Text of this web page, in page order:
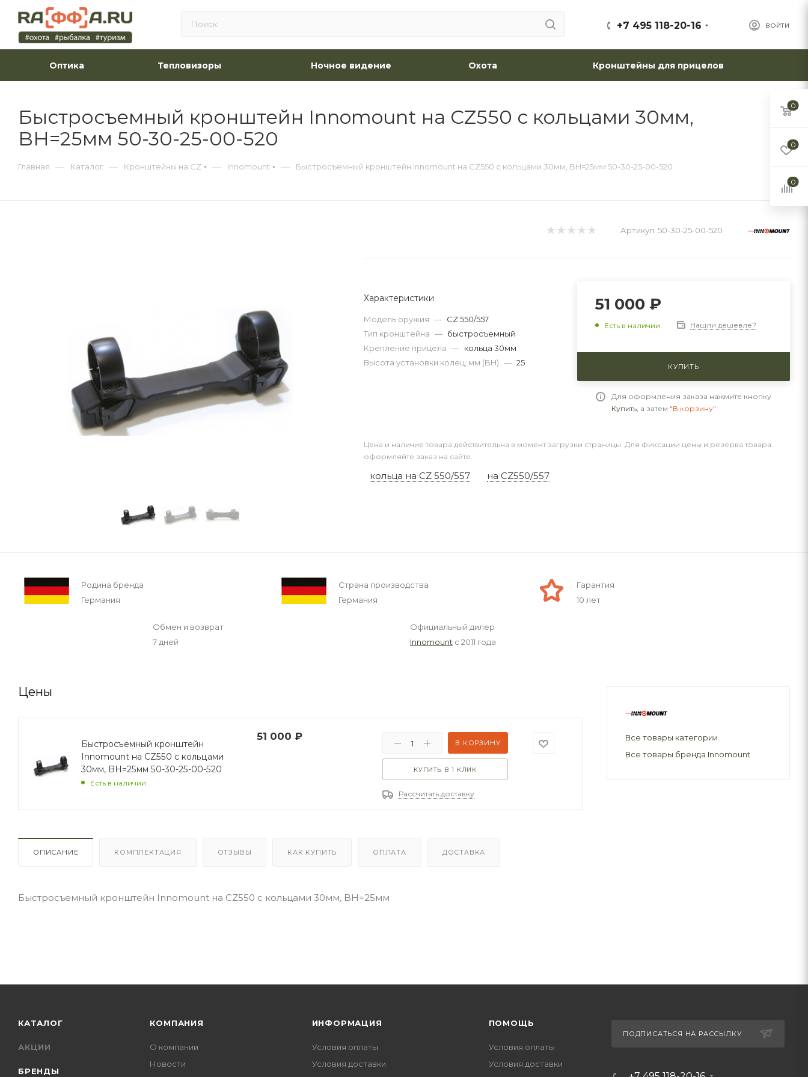
ВОЙТИ
+7 495 118-20-16
Оптика Тепловизоры Ночное видение Охота Кронштейны для прицелов
Быстросъемный кронштейн Innomount на CZ550 с кольцами 30мм,
BH=25мм 50-30-25-00-520
Главная — Каталог — Кронштейны на CZ — Innomount — Быстросъемный кронштейн Innomount на CZ550 с кольцами 30мм, BH=25мм 50-30-25-00-520
Артикул: 50-30-25-00-520
Характеристики
Модель оружия — CZ 550/557
Тип кронштейна — быстросъемный
Крепление прицела — кольца 30мм
Высота установки колец, мм (BH) — 25
51 000 ₽
Есть в наличии Нашли дешевле?
КУПИТЬ
Для оформления заказа нажмите кнопку
Купить, а затем "В корзину"
Цена и наличие товара действительна в момент загрузки страницы. Для фиксации цены и резерва товара
оформляйте заказ на сайте.
кольца на CZ 550/557 на CZ550/557
Родина бренда
Германия
Страна производства
Германия
Гарантия
10 лет
Обмен и возврат
7 дней
Официальный дилер
Innomount с 2011 года
Цены
Быстросъемный кронштейн
Innomount на CZ550 с кольцами
30мм, BH=25мм 50-30-25-00-520
Есть в наличии
51 000 ₽
В КОРЗИНУ
КУПИТЬ В 1 КЛИК
Рассчитать доставку
ОПИСАНИЕ КОМПЛЕКТАЦИЯ ОТЗЫВЫ КАК КУПИТЬ ОПЛАТА ДОСТАВКА
Быстросъемный кронштейн Innomount на CZ550 с кольцами 30мм, BH=25мм
Все товары категории
Все товары бренда Innomount
КАТАЛОГ
АКЦИИ
БРЕНДЫ
КОМПАНИЯ
О компании
Новости
ИНФОРМАЦИЯ
Условия оплаты
Условия доставки
ПОМОЩЬ
Условия оплаты
Условия доставки
ПОДПИСАТЬСЯ НА РАССЫЛКУ
0
0
0